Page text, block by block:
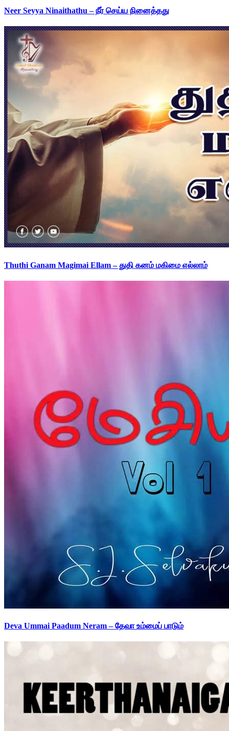
Neer Seyya Ninaithathu – நீர் செய்ய நினைத்தது
Thuthi Ganam Magimai Ellam – துதி கனம் மகிமை எல்லாம்
Deva Ummai Paadum Neram – தேவா உம்மைப் பாடும்